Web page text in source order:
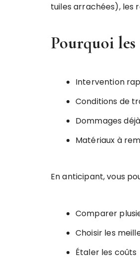
tuiles arrachées), les
Pourquoi les
Intervention
Conditions de
Dommages
Matériaux à
En anticipant, vous
Comparer
Choisir les
Étaler les coûts